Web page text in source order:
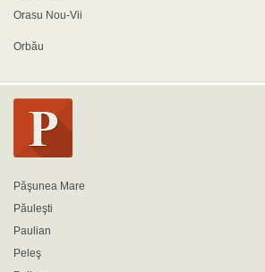
Orasu Nou-Vii
Orbău
Păşunea Mare
Păuleşti
Paulian
Peleş